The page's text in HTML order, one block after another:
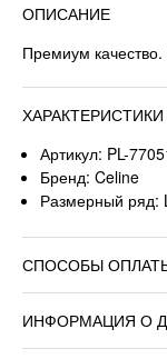
ОПИСАНИЕ
Премиум
ХАРАКТЕРИСТИКИ
Артикул: PL-
Бренд: Celine
Размерный ряд:
СПОСОБЫ
ИНФОРМАЦИЯ О